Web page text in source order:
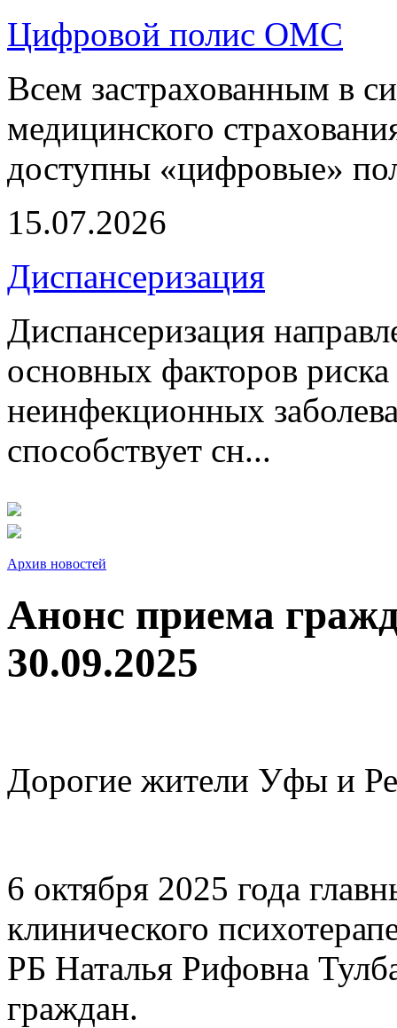
Цифровой полис ОМС
Всем застрахованным в
медицинского
доступны «цифровые»
15.07.2026
Диспансеризация
Диспансеризация
основных факторов
неинфекционных
способствует сн...
Архив новостей
Анонс приема
30.09.2025
Дорогие жители Уфы и
6 октября 2025 года
клинического
РБ Наталья Рифовна
граждан.